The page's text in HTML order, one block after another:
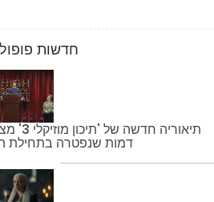
חדשות
דמות שנפטרה בתחילת